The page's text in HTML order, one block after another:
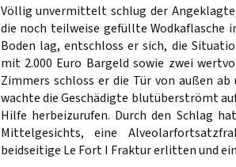
Völlig unvermittelt schlug der
die noch teilweise gefüllte Wodkaflasche
Boden lag, entschloss er sich, die
mit 2.000 Euro Bargeld sowie zwei
Zimmers schloss er die Tür von außen
wachte die Geschädigte blutüberströmt
Hilfe herbeizurufen. Durch den Schlag
Mittelgesichts, eine
beidseitige Le Fort I Fraktur erlitten und